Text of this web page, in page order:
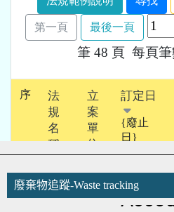
廢棄物追蹤-Waste tracking